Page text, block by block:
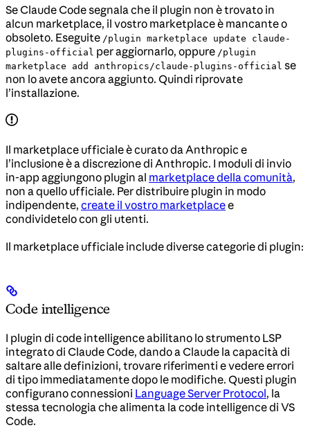
Se Claude Code segnala che il plugin non è trovato in
alcun marketplace, il vostro marketplace è mancante o
obsoleto. Eseguite /plugin marketplace update claude-
plugins-official per aggiornarlo, oppure /plugin
marketplace add anthropics/claude-plugins-official se
non lo avete ancora aggiunto. Quindi riprovate
l’installazione.
Il marketplace ufficiale è curato da Anthropic e
l’inclusione è a discrezione di Anthropic. I moduli di invio
in-app aggiungono plugin al marketplace della comunità,
non a quello ufficiale. Per distribuire plugin in modo
indipendente, create il vostro marketplacee
condividetelo con gli utenti.
Il marketplace ufficiale include diverse categorie di plugin:
Code intelligence
I plugin di code intelligence abilitano lo strumento LSP
integrato di Claude Code, dando a Claude la capacità di
saltare alle definizioni, trovare riferimenti e vedere errori
di tipo immediatamente dopo le modifiche. Questi plugin
configurano connessioni Language Server Protocol, la
stessa tecnologia che alimenta la code intelligence di VS
Code.